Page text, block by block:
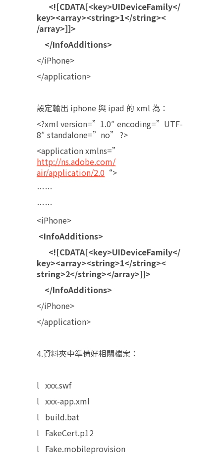
<![CDATA[<key>UIDeviceFamily</
key><array><string>1</string><
/array>]]>
</InfoAdditions>
</iPhone>
</application>
設定輸出 iphone 與 ipad 的 xml 為：
<?xml version=”1.0″ encoding=”UTF-
8″ standalone=”no” ?>
<application xmlns=”
http://ns.adobe.com/
air/application/2.0 “>
……
……
<iPhone>
<InfoAdditions>
<![CDATA[<key>UIDeviceFamily</
key><array><string>1</string><
string>2</string></array>]]>
</InfoAdditions>
</iPhone>
</application>
4.資料夾中準備好相關檔案：
l xxx.swf
l xxx-app.xml
l build.bat
l FakeCert.p12
l Fake.mobileprovision